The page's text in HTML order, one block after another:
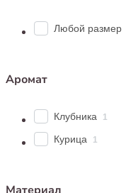
Любой размер
Аромат
Клубника 1
Курица 1